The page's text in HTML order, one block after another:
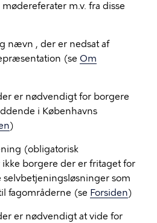
m.v. fra disse
nævn , der er nedsat af
(se Om
er nødvendigt for borgere
i Københavns
)
(obligatorisk
borgere der er fritaget for
selvbetjeningsløsninger som
fagområderne (se Forsiden)
er nødvendigt at vide for